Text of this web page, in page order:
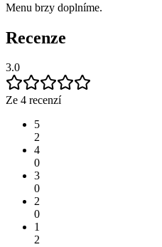
Menu brzy doplníme.
Recenze
3.0
Ze 4 recenzí
5
2
4
0
3
0
2
0
1
2